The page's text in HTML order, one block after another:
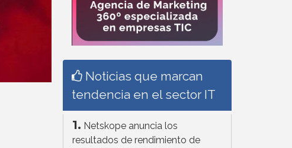
Noticias que marcan
tendencia en el sector IT
1. Netskope anuncia los
resultados de rendimiento de